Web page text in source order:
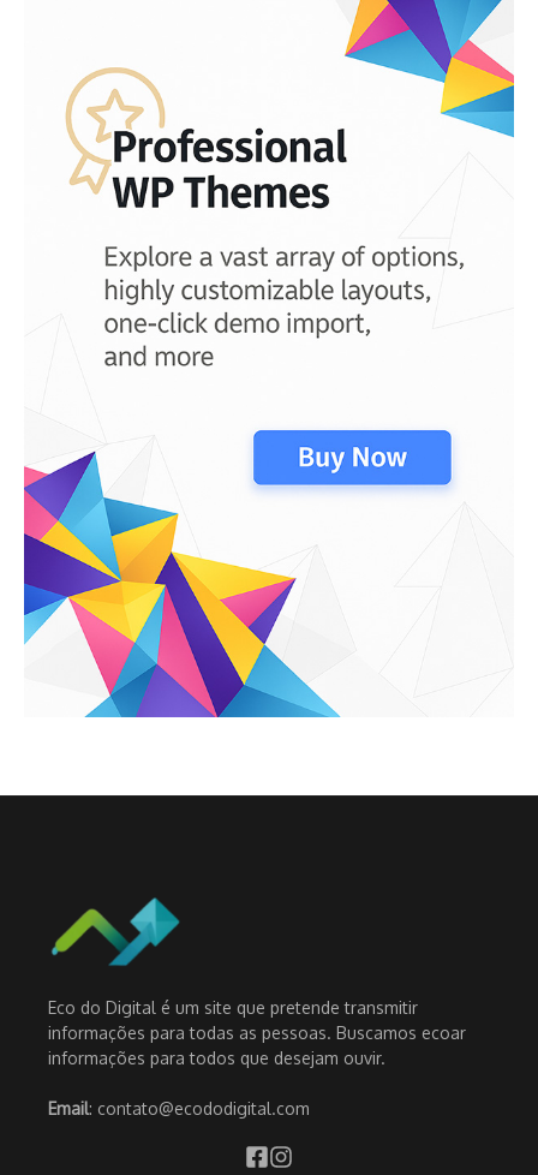
Eco do Digital é um site que pretende transmitir
informações para todas as pessoas. Buscamos ecoar
informações para todos que desejam ouvir.
Email: contato@ecododigital.com